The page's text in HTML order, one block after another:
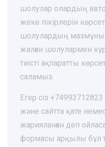
шолулар олардың
жеке пікірлерін
шолулардың
жалған шолулармен
тиісті ақпаратты
саламыз.
Егер сіз
және сайтта қате
жарияланған деп
формасы арқылы бұл